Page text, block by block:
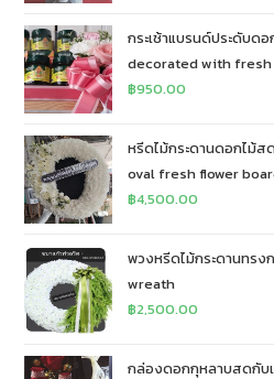
กระเช้าแบรนด์ประดับด
decorated with fresh
฿950.00
หรีดไม้กระดานดอกไม้
oval fresh flower
฿4,500.00
พวงหรีดไม้กระดานทร
wreath
฿2,500.00
กล่องดอกกุหลาบสดกับเ